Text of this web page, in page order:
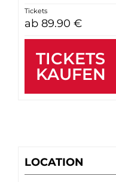
Tickets
ab 89.90 €
TICKETS
KAUFEN
LOCATION